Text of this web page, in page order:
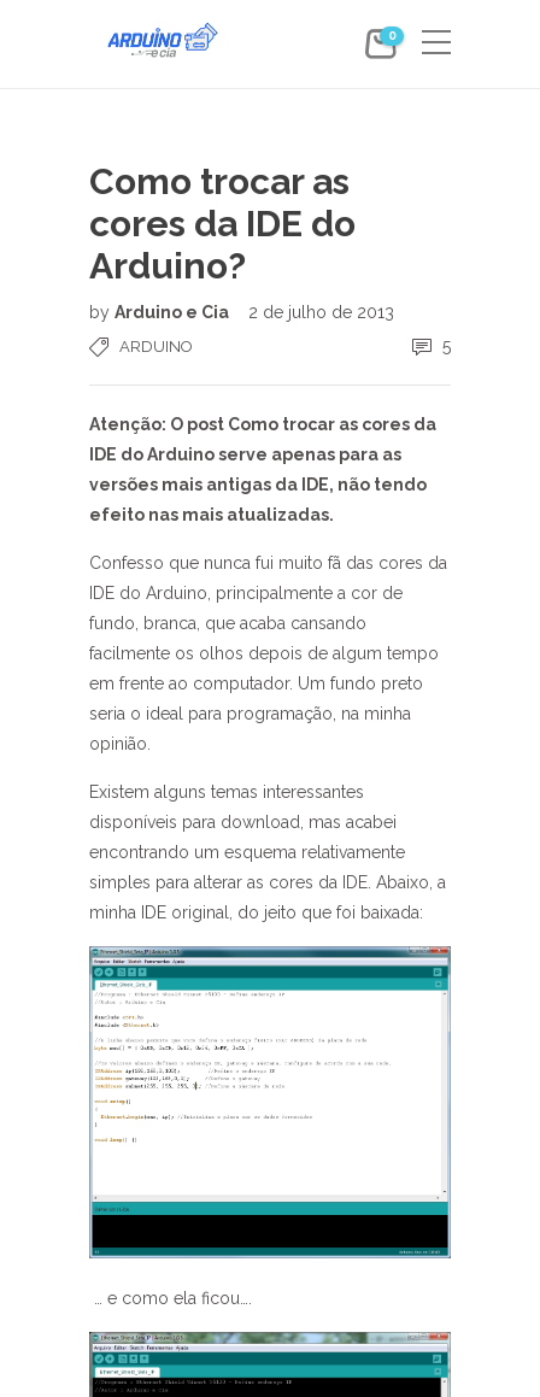
0
Como trocar as
cores da IDE do
Arduino?
by Arduino e Cia 2 de julho de 2013
ARDUINO 5
Atenção: O post Como trocar as cores da
IDE do Arduino serve apenas para as
versões mais antigas da IDE, não tendo
efeito nas mais atualizadas.
Confesso que nunca fui muito fã das cores da
IDE do Arduino, principalmente a cor de
fundo, branca, que acaba cansando
facilmente os olhos depois de algum tempo
em frente ao computador. Um fundo preto
seria o ideal para programação, na minha
opinião.
Existem alguns temas interessantes
disponíveis para download, mas acabei
encontrando um esquema relativamente
simples para alterar as cores da IDE. Abaixo, a
minha IDE original, do jeito que foi baixada:
… e como ela ficou….